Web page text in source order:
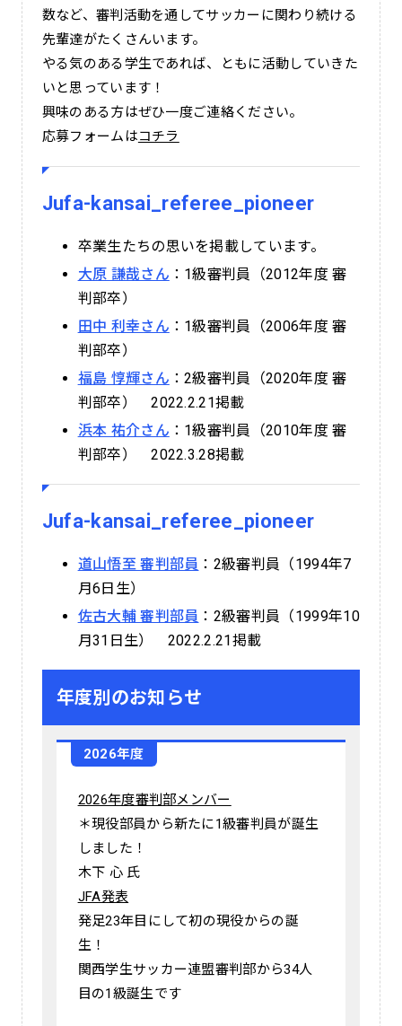
数など、審判活動を通してサッカーに関わり続ける
先輩達がたくさんいます。
やる気のある学生であれば、ともに活動していきた
いと思っています！
興味のある方はぜひ一度ご連絡ください。
応募フォームはコチラ
Jufa-kansai_referee_pioneer
卒業生たちの思いを掲載しています。
大原 謙哉さん ：1級審判員（2012年度 審
判部卒）
田中 利幸さん ：1級審判員（2006年度 審
判部卒）
福島 惇輝さん ：2級審判員（2020年度 審
判部卒） 2022.2.21掲載
浜本 祐介さん ：1級審判員（2010年度 審
判部卒） 2022.3.28掲載
Jufa-kansai_referee_pioneer
道山悟至 審判部員 ：2級審判員（1994年7
月6日生）
佐古大輔 審判部員 ：2級審判員（1999年10
月31日生） 2022.2.21掲載
年度別のお知らせ
2026年度
2026年度審判部メンバー
＊現役部員から新たに1級審判員が誕生
しました！
木下 心 氏
JFA発表
発足23年目にして初の現役からの誕
生！
関西学生サッカー連盟審判部から34人
目の1級誕生です